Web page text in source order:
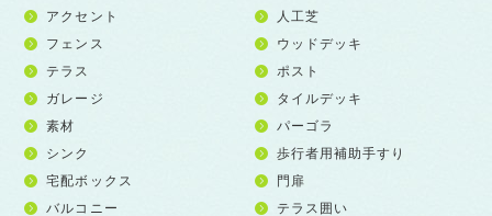
アクセント
人工芝
フェンス
ウッドデッキ
テラス
ポスト
ガレージ
タイルデッキ
素材
パーゴラ
シンク
歩行者用補助手すり
宅配ボックス
門扉
バルコニー
テラス囲い